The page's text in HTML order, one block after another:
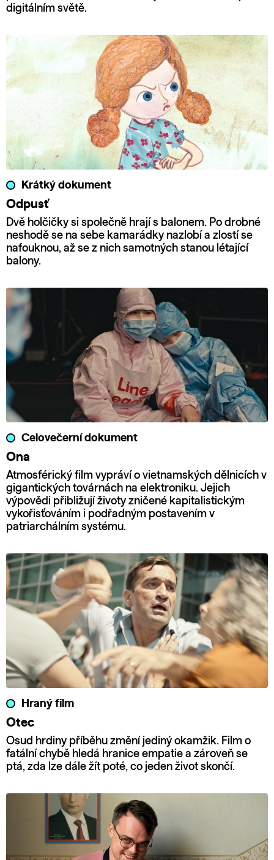
digitálním světě.
Krátký dokument
Odpusť
Dvě holčičky si společně hrají s balonem. Po drobné
neshodě se na sebe kamarádky nazlobí a zlostí se
nafouknou, až se z nich samotných stanou létající
balony.
Celovečerní dokument
Ona
Atmosférický film vypráví o vietnamských dělnicích v
gigantických továrnách na elektroniku. Jejich
výpovědi přibližují životy zničené kapitalistickým
vykořisťováním i podřadným postavením v
patriarchálním systému.
Hraný film
Otec
Osud hrdiny příběhu změní jediný okamžik. Film o
fatální chybě hledá hranice empatie a zároveň se
ptá, zda lze dále žít poté, co jeden život skončí.